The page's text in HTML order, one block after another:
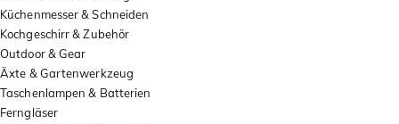
Küchenmesser & Schneiden
Kochgeschirr & Zubehör
Outdoor & Gear
Äxte & Gartenwerkzeug
Taschenlampen & Batterien
Ferngläser